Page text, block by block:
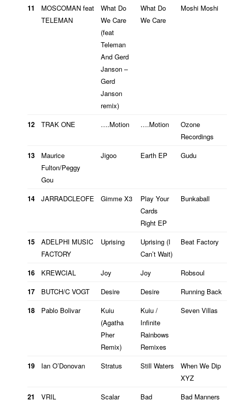
11
MOSCOMAN feat
TELEMAN
What Do
We Care
(feat
Teleman
And Gerd
Janson –
Gerd
Janson
remix)
What Do
We Care
Moshi Moshi
12 TRAK ONE ….Motion ….Motion
Ozone
Recordings
13
Maurice
Fulton/Peggy
Gou
Jigoo Earth EP Gudu
14 JARRADCLEOFE Gimme X3
Play Your
Cards
Right EP
Bunkaball
15
ADELPHI MUSIC
FACTORY
Uprising
Uprising (I
Can’t Wait)
Beat Factory
16 KREWCIAL Joy Joy
Robsoul
17
BUTCH/C VOGT Desire Desire
Running Back
18
Pablo Bolivar
Kuiu
(Agatha
Pher
Remix)
Kuiu /
Infinite
Rainbows
Remixes
Seven Villas
19 Ian O’Donovan Stratus Still Waters
When We Dip
XYZ
21
VRIL Scalar
Bad
Bad Manners